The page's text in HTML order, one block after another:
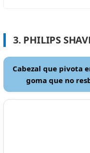
3. PHILIPS
Cabezal que pivota
goma que no